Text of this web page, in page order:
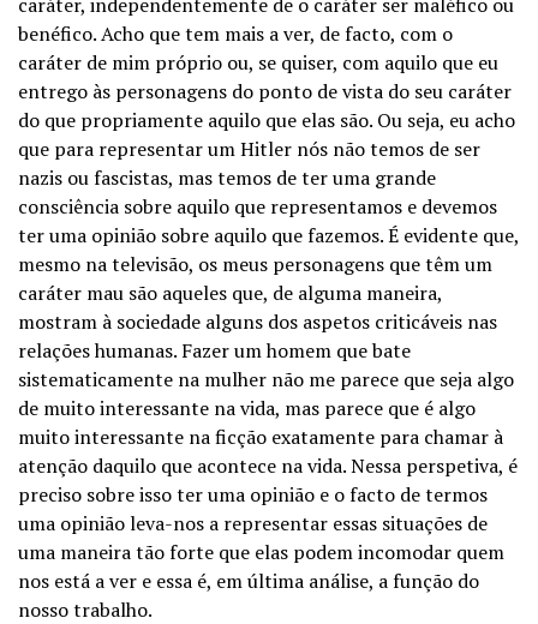
benéfico. Acho que tem mais a ver, de facto, com o
caráter de mim próprio ou, se quiser, com aquilo que eu
entrego às personagens do ponto de vista do seu caráter
do que propriamente aquilo que elas são. Ou seja, eu acho
que para representar um Hitler nós não temos de ser
nazis ou fascistas, mas temos de ter uma grande
consciência sobre aquilo que representamos e devemos
ter uma opinião sobre aquilo que fazemos. É evidente que,
mesmo na televisão, os meus personagens que têm um
caráter mau são aqueles que, de alguma maneira,
mostram à sociedade alguns dos aspetos criticáveis nas
relações humanas. Fazer um homem que bate
sistematicamente na mulher não me parece que seja algo
de muito interessante na vida, mas parece que é algo
muito interessante na ficção exatamente para chamar à
atenção daquilo que acontece na vida. Nessa perspetiva, é
preciso sobre isso ter uma opinião e o facto de termos
uma opinião leva-nos a representar essas situações de
uma maneira tão forte que elas podem incomodar quem
nos está a ver e essa é, em última análise, a função do
nosso trabalho.